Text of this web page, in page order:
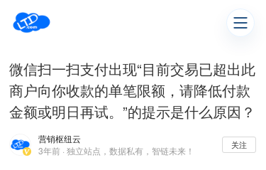
微信扫一扫支付出现“目前交易已超出此
商户向你收款的单笔限额，请降低付款
金额或明日再试。”的提示是什么原因？
营销枢纽云
3年前 · 独立站点，数据私有，智链未来！
关注